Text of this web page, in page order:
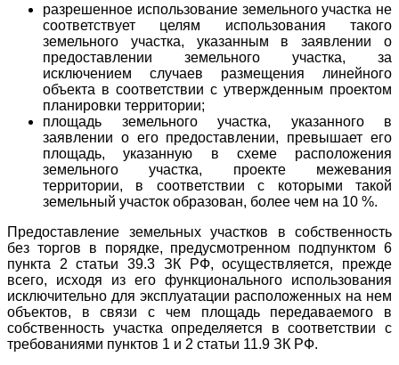
разрешенное использование земельного участка не
соответствует целям использования такого
земельного участка, указанным в заявлении о
предоставлении земельного участка, за
исключением случаев размещения линейного
объекта в соответствии с утвержденным проектом
планировки территории;
площадь земельного участка, указанного в
заявлении о его предоставлении, превышает его
площадь, указанную в схеме расположения
земельного участка, проекте межевания
территории, в соответствии с которыми такой
земельный участок образован, более чем на 10 %.
Предоставление земельных участков в собственность
без торгов в порядке, предусмотренном подпунктом 6
пункта 2 статьи 39.3 ЗК РФ, осуществляется, прежде
всего, исходя из его функционального использования
исключительно для эксплуатации расположенных на нем
объектов, в связи с чем площадь передаваемого в
собственность участка определяется в соответствии с
требованиями пунктов 1 и 2 статьи 11.9 ЗК РФ.